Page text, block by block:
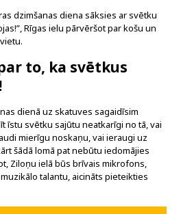
dzimšanas diena sāksies ar svētku
Rīgas ielu pārvēršot par košu un
to, ka svētkus
dienā uz skatuves sagaidīsim
īstu svētku sajūtu neatkarīgi no tā, vai
mierīgu noskaņu, vai ieraugi uz
šādā lomā pat nebūtu iedomājies
Ziloņu ielā būs brīvais mikrofons,
talantu, aicināts pieteikties